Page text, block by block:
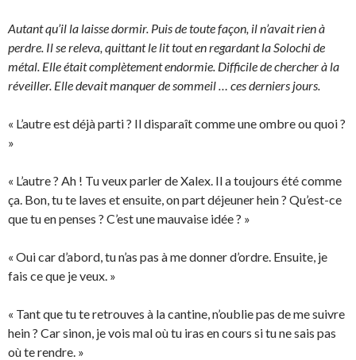
Autant qu’il la laisse dormir. Puis de toute façon, il n’avait rien à
perdre. Il se releva, quittant le lit tout en regardant la Solochi de
métal. Elle était complètement endormie. Difficile de chercher à la
réveiller. Elle devait manquer de sommeil … ces derniers jours.
« L’autre est déjà parti ? Il disparaît comme une ombre ou quoi ?
»
« L’autre ? Ah ! Tu veux parler de Xalex. Il a toujours été comme
ça. Bon, tu te laves et ensuite, on part déjeuner hein ? Qu’est-ce
que tu en penses ? C’est une mauvaise idée ? »
« Oui car d’abord, tu n’as pas à me donner d’ordre. Ensuite, je
fais ce que je veux. »
« Tant que tu te retrouves à la cantine, n’oublie pas de me suivre
hein ? Car sinon, je vois mal où tu iras en cours si tu ne sais pas
où te rendre. »